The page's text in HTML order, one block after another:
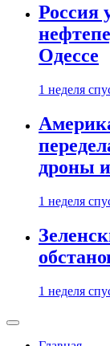
Россия
Одессе
1 неделя
дроны
1 неделя
1 неделя